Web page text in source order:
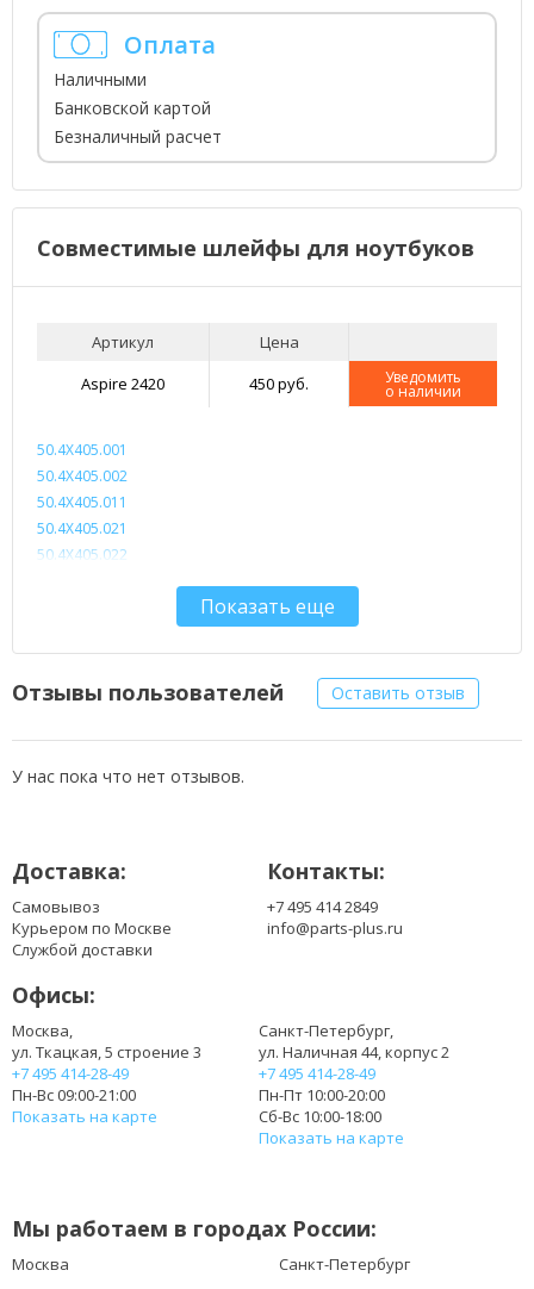
Оплата
Наличными
Банковской картой
Безналичный расчет
Совместимые шлейфы для ноутбуков
Артикул
Цена
Aspire 2420
450 руб. Уведомить
о наличии
50.4X405.001
50.4X405.002
50.4X405.011
50.4X405.021
50.4X405.022
Показать еще
Отзывы пользователей Оставить отзыв
У нас пока что нет отзывов.
Доставка:
Самовывоз
Курьером по Москве
Службой доставки
Контакты:
+7 495 414 2849
info@parts-plus.ru
Офисы:
Москва,
ул. Ткацкая, 5 строение 3
+7 495 414-28-49
Пн-Вс 09:00-21:00
Показать на карте
Санкт-Петербург,
ул. Наличная 44, корпус 2
+7 495 414-28-49
Пн-Пт 10:00-20:00
Сб-Вс 10:00-18:00
Показать на карте
Мы работаем в городах России:
Москва Санкт-Петербург